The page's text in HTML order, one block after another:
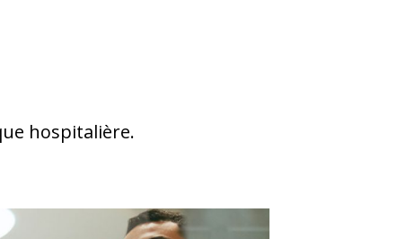
hospitalière.